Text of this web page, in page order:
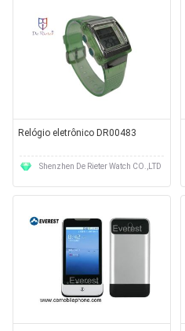
Relógio eletrônico DR00483
Shenzhen De Rieter Watch CO.,LTD